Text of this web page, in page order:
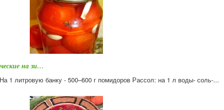
на зи…
1 литровую банку - 500–600 г помидоров Рассол: на 1 л воды- соль-...